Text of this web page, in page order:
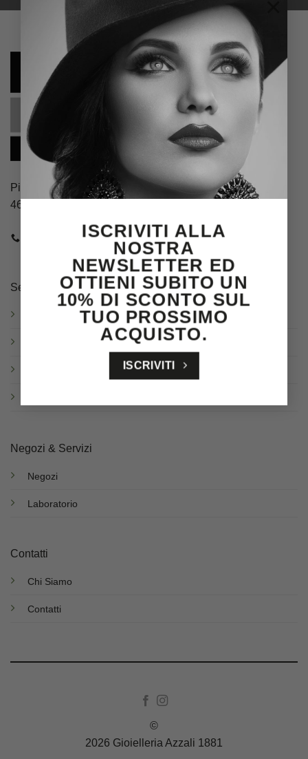
ISCRIVITI ALLA
NOSTRA
NEWSLETTER ED
OTTIENI SUBITO UN
10% DI SCONTO SUL
TUO PROSSIMO
ACQUISTO.
ISCRIVITI
Piazza Guglielmo Marconi, 4
46100 Mantova (MN)
E-MAIL
Servizio clienti
Spedizioni
Negozi & Servizi
Negozi
Laboratorio
Contatti
Chi Siamo
Contatti
©
2026 Gioielleria Azzali 1881